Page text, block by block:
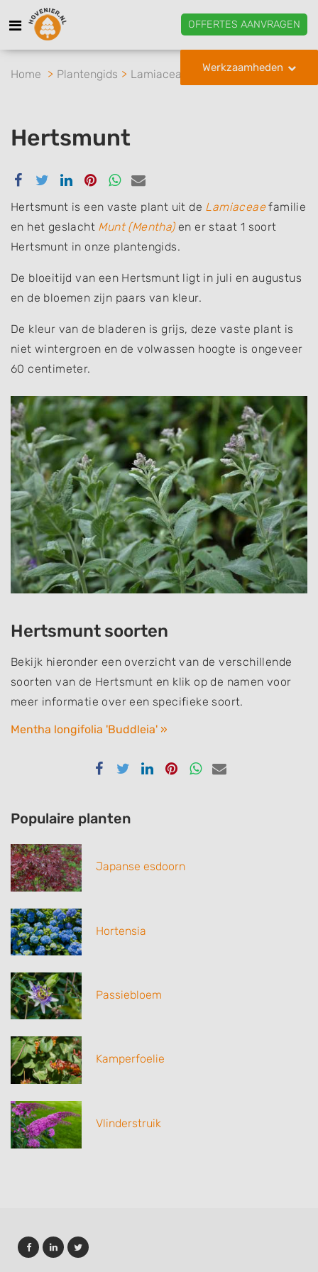
OFFERTES AANVRAGEN
Werkzaamheden
Home Plantengids Lamiaceae Munt Hertsmunt
Hertsmunt
Delen
Facebook
Delen
Twitter
Delen
Linkedin
Delen
Pinterest
Delen
Whatsapp
Delen
email
Hertsmunt is een vaste plant uit de Lamiaceaefamilie
en het geslacht Munt (Mentha)en er staat 1 soort
Hertsmunt in onze plantengids.
De bloeitijd van een Hertsmunt ligt in juli en augustus
en de bloemen zijn paars van kleur.
De kleur van de bladeren is grijs, deze vaste plant is
niet wintergroen en de volwassen hoogte is ongeveer
60 centimeter.
Hertsmunt soorten
Bekijk hieronder een overzicht van de verschillende
soorten van de Hertsmunt en klik op de namen voor
meer informatie over een specifieke soort.
Mentha longifolia 'Buddleia' »
DelenDelenDelenDelenDelenDelen
Populaire planten
Japanse esdoorn
Hortensia
Passiebloem
Kamperfoelie
Vlinderstruik